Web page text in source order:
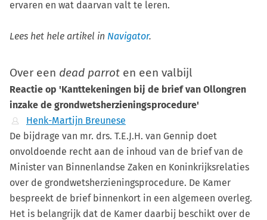
ervaren en wat daarvan valt te leren.
Lees het hele artikel in Navigator.
Over een dead parrot en een valbijl
Reactie op 'Kanttekeningen bij de brief van Ollongren
inzake de grondwetsherzieningsprocedure'
Henk-Martijn Breunese
De bijdrage van mr. drs. T.E.J.H. van Gennip doet
onvoldoende recht aan de inhoud van de brief van de
Minister van Binnenlandse Zaken en Koninkrijksrelaties
over de grondwetsherzieningsprocedure. De Kamer
bespreekt de brief binnenkort in een algemeen overleg.
Het is belangrijk dat de Kamer daarbij beschikt over de